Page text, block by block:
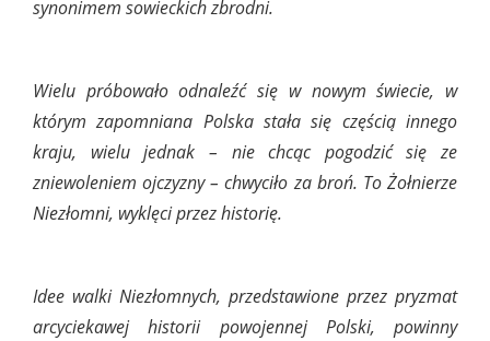
synonimem sowieckich zbrodni.
Wielu próbowało odnaleźć się w nowym świecie, w
którym zapomniana Polska stała się częścią innego
kraju, wielu jednak – nie chcąc pogodzić się ze
zniewoleniem ojczyzny – chwyciło za broń. To Żołnierze
Niezłomni, wyklęci przez historię.
Idee walki Niezłomnych, przedstawione przez pryzmat
arcyciekawej historii powojennej Polski, powinny